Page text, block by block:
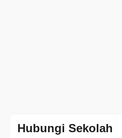
Hubungi Sekolah